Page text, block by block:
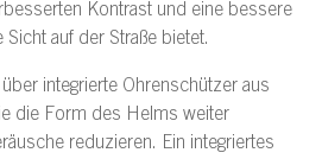
Kontrast und eine bessere
auf der Straße bietet.
integrierte Ohrenschützer aus
die Form des Helms weiter
reduzieren. Ein integriertes